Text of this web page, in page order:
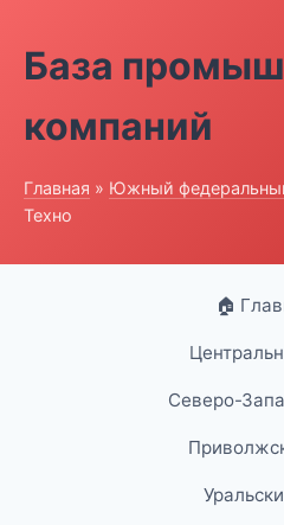
База
компаний
Главная » Южный
Техно
🏠
Северо-